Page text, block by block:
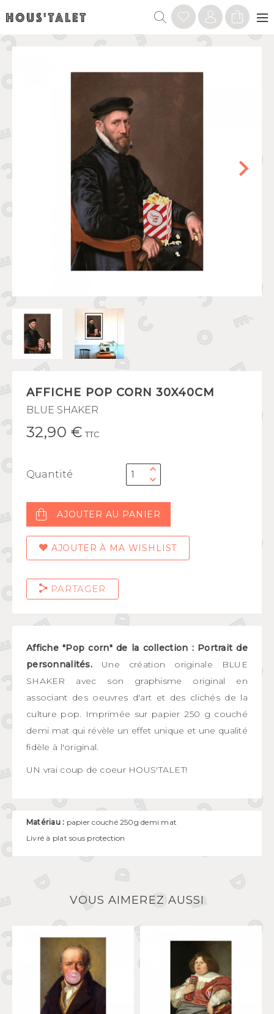
AFFICHE POP CORN 30X40CM
BLUE SHAKER
32,90 € TTC
Quantité
AJOUTER AU PANIER
AJOUTER À MA WISHLIST
PARTAGER
Affiche "Pop corn" de la collection : Portrait de
personnalités.Une création originale BLUE
SHAKER avec son graphisme original en
associant des oeuvres d'art et des clichés de la
culture pop. Imprimée sur papier 250 g couché
demi mat qui révèle un effet unique et une qualité
fidèle à l'original.
UN vrai coup de coeur HOUS'TALET!
Matériau : papier couché 250g demi mat
Livré à plat sous protection
VOUS AIMEREZ AUSSI